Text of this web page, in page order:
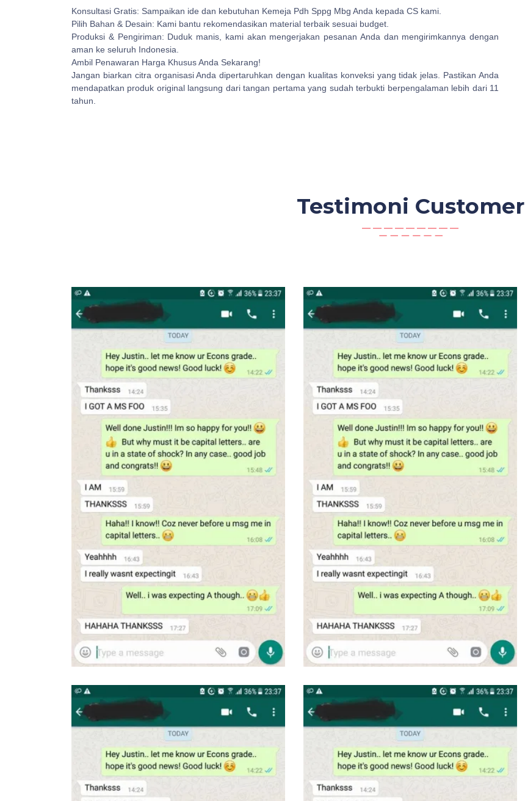
Konsultasi Gratis: Sampaikan ide dan kebutuhan Kemeja Pdh Sppg Mbg Anda kepada CS kami.
Pilih Bahan & Desain: Kami bantu rekomendasikan material terbaik sesuai budget.
Produksi & Pengiriman: Duduk manis, kami akan mengerjakan pesanan Anda dan mengirimkannya dengan
aman ke seluruh Indonesia.
Ambil Penawaran Harga Khusus Anda Sekarang!
Jangan biarkan citra organisasi Anda dipertaruhkan dengan kualitas konveksi yang tidak jelas. Pastikan Anda
mendapatkan produk original langsung dari tangan pertama yang sudah terbukti berpengalaman lebih dari 11
tahun.
Testimoni Customer